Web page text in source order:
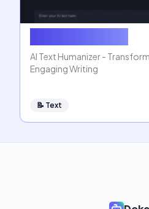
AI Text Humanizer -
Engaging Writing
📝 Text